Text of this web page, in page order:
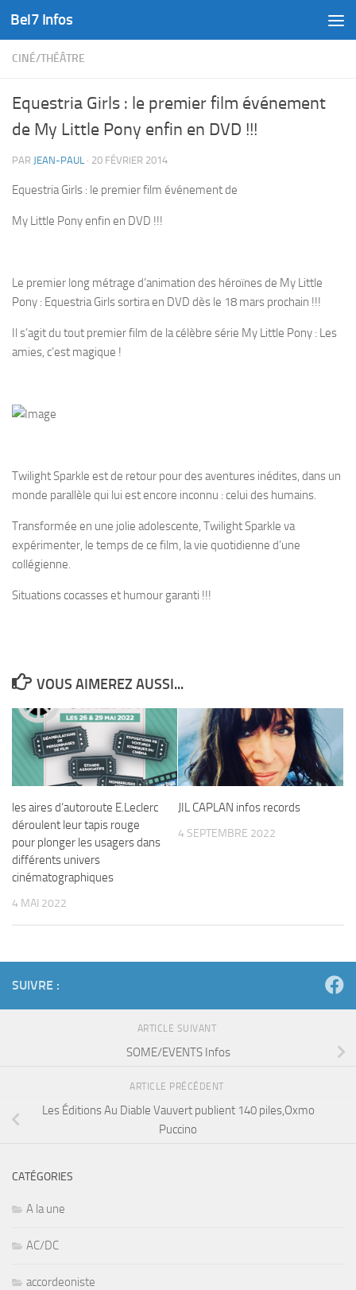
Skip to content
Bel7 Infos
CINÉ/THÉÂTRE
Equestria Girls : le premier film événement
de My Little Pony enfin en DVD !!!
PAR JEAN-PAUL · 20 FÉVRIER 2014
Equestria Girls : le premier film événement de
My Little Pony enfin en DVD !!!
Le premier long métrage d’animation des héroïnes de My Little
Pony : Equestria Girls sortira en DVD dès le 18 mars prochain !!!
Il s’agit du tout premier film de la célèbre série My Little Pony : Les
amies, c’est magique !
Twilight Sparkle est de retour pour des aventures inédites, dans un
monde parallèle qui lui est encore inconnu : celui des humains.
Transformée en une jolie adolescente, Twilight Sparkle va
expérimenter, le temps de ce film, la vie quotidienne d’une
collégienne.
Situations cocasses et humour garanti !!!
VOUS AIMEREZ AUSSI...
les aires d’autoroute E.Leclerc
déroulent leur tapis rouge
pour plonger les usagers dans
différents univers
cinématographiques
4 MAI 2022
JIL CAPLAN infos records
4 SEPTEMBRE 2022
SUIVRE :
ARTICLE SUIVANT
SOME/EVENTS Infos
ARTICLE PRÉCÉDENT
Les Éditions Au Diable Vauvert publient 140 piles,Oxmo
Puccino
CATÉGORIES
A la une
AC/DC
accordeoniste